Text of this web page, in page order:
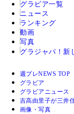
グラビア一覧
ニュース
ランキング
動画
写真
グラジャパ！ 新
週プレNEWS TOP
グラビア
グラビアニュース
吉高由里子が三井
画像・写真